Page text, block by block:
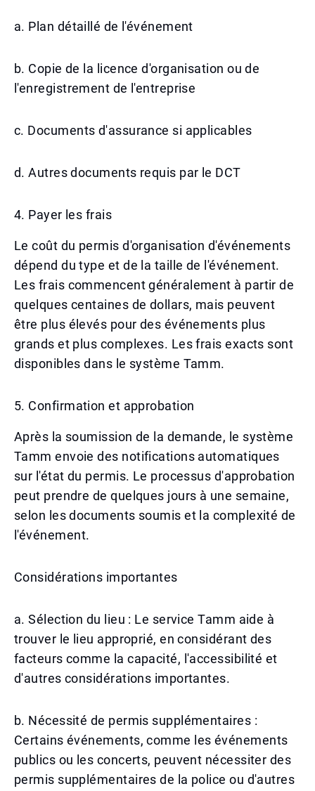
a. Plan détaillé de l'événement
b. Copie de la licence d'organisation ou de
l'enregistrement de l'entreprise
c. Documents d'assurance si applicables
d. Autres documents requis par le DCT
4. Payer les frais
Le coût du permis d'organisation d'événements
dépend du type et de la taille de l'événement.
Les frais commencent généralement à partir de
quelques centaines de dollars, mais peuvent
être plus élevés pour des événements plus
grands et plus complexes. Les frais exacts sont
disponibles dans le système Tamm.
5. Confirmation et approbation
Après la soumission de la demande, le système
Tamm envoie des notifications automatiques
sur l'état du permis. Le processus d'approbation
peut prendre de quelques jours à une semaine,
selon les documents soumis et la complexité de
l'événement.
Considérations importantes
a. Sélection du lieu : Le service Tamm aide à
trouver le lieu approprié, en considérant des
facteurs comme la capacité, l'accessibilité et
d'autres considérations importantes.
b. Nécessité de permis supplémentaires :
Certains événements, comme les événements
publics ou les concerts, peuvent nécessiter des
permis supplémentaires de la police ou d'autres